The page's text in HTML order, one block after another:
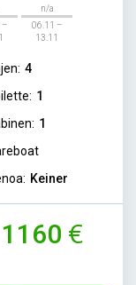
–
n/a
06.11 –
13.11
4
1
1
Keiner
1160